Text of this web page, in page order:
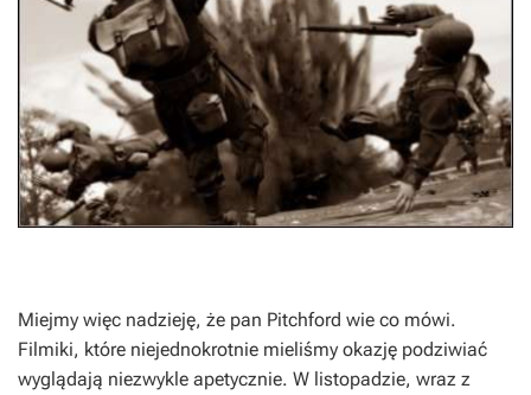
Miejmy więc nadzieję, że pan Pitchford wie co mówi.
Filmiki, które niejednokrotnie mieliśmy okazję podziwiać
wyglądają niezwykle apetycznie. W listopadzie, wraz z